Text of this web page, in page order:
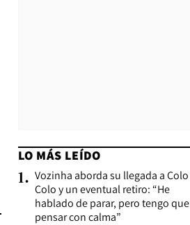
LO MÁS LEÍDO
1. Vozinha aborda su llegada a Colo
Colo y un eventual retiro: “He
hablado de parar, pero tengo que
pensar con calma”